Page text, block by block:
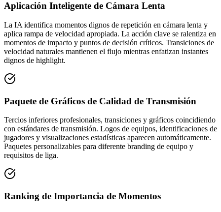
Aplicación Inteligente de Cámara Lenta
La IA identifica momentos dignos de repetición en cámara lenta y
aplica rampa de velocidad apropiada. La acción clave se ralentiza en
momentos de impacto y puntos de decisión críticos. Transiciones de
velocidad naturales mantienen el flujo mientras enfatizan instantes
dignos de highlight.
Paquete de Gráficos de Calidad de Transmisión
Tercios inferiores profesionales, transiciones y gráficos coincidiendo
con estándares de transmisión. Logos de equipos, identificaciones de
jugadores y visualizaciones estadísticas aparecen automáticamente.
Paquetes personalizables para diferente branding de equipo y
requisitos de liga.
Ranking de Importancia de Momentos